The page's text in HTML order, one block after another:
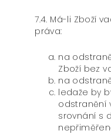
7.4. Má-li Zboží
práva:
na
Zboží bez
na
ledaže by
odstranění
srovnání s